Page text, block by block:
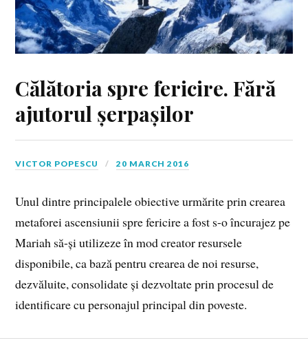
Călătoria spre fericire. Fără
ajutorul șerpașilor
VICTOR POPESCU 20 MARCH 2016
Unul dintre principalele obiective urmărite prin crearea
metaforei ascensiunii spre fericire a fost s-o încurajez pe
Mariah să-și utilizeze în mod creator resursele
disponibile, ca bază pentru crearea de noi resurse,
dezvăluite, consolidate și dezvoltate prin procesul de
identificare cu personajul principal din poveste.